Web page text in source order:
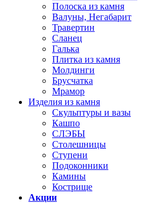
Полоска из камня
Валуны, Негабарит
Травертин
Сланец
Галька
Плитка из камня
Молдинги
Брусчатка
Мрамор
Изделия из камня
Скульптуры и вазы
Кашпо
СЛЭБЫ
Столешницы
Ступени
Подоконники
Камины
Кострище
Акции